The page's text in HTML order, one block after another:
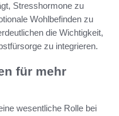
Stresshormone zu
Wohlbefinden zu
die Wichtigkeit,
zu integrieren.
für mehr
wesentliche Rolle bei